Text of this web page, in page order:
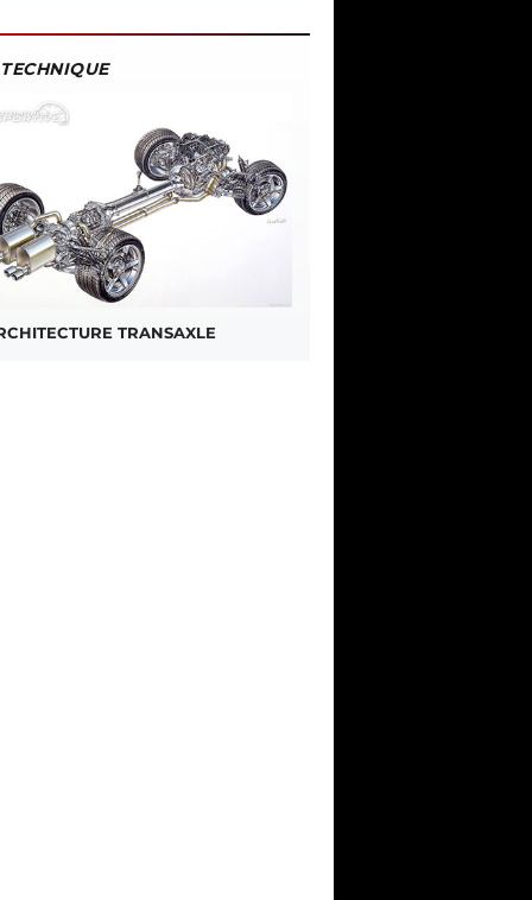
TRANSAXLE